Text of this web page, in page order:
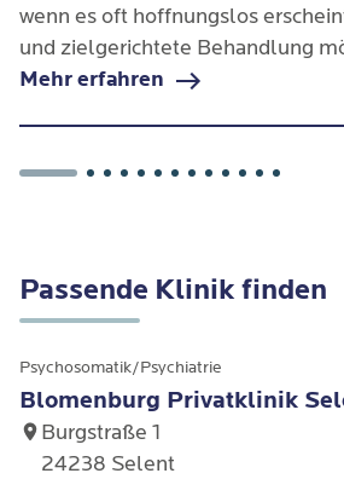
wenn es oft hoffnungslos
und zielgerichtete Behandlung
Mehr erfahren
Passende Klinik finden
Psychosomatik/Psychiatrie
Blomenburg Privatklinik
Burgstraße 1
24238 Selent